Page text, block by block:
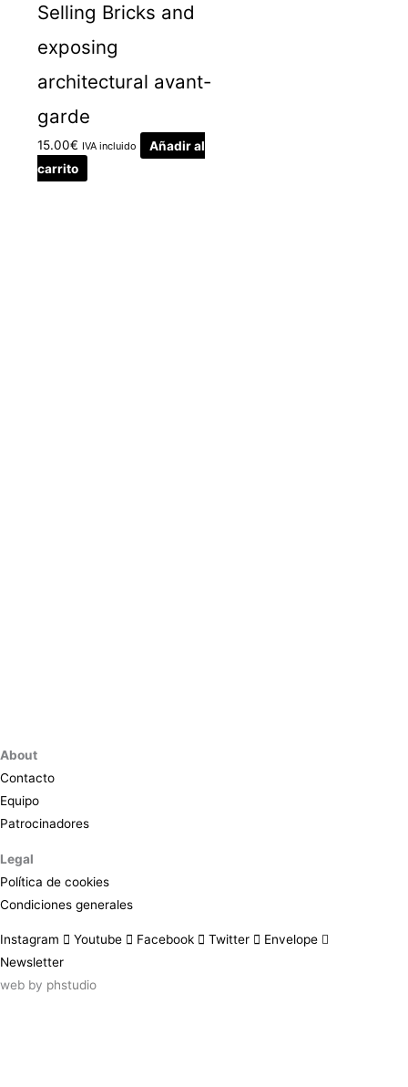
Selling Bricks and
exposing
architectural avant-
garde
15.00€ IVA incluido
Añadir al
carrito
About
Contacto
Equipo
Patrocinadores
Legal
Política de cookies
Condiciones generales
Instagram Youtube Facebook Twitter
Envelope
Newsletter
web by phstudio